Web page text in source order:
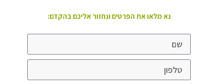
נא מלאו את הפרטים ונחזור אליכם בהקדם: